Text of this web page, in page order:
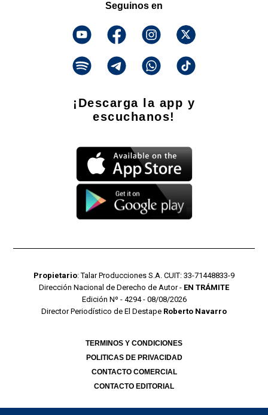
Seguinos en
¡Descarga la app y
escuchanos!
Propietario: Talar Producciones S.A. CUIT: 33-71448833-9
Dirección Nacional de Derecho de Autor - EN TRÁMITE
Edición Nº - 4294 - 08/08/2026
Director Periodístico de El Destape Roberto Navarro
TERMINOS Y CONDICIONES
POLITICAS DE PRIVACIDAD
CONTACTO COMERCIAL
CONTACTO EDITORIAL